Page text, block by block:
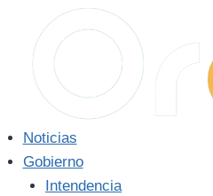
contenido
Noticias
Gobierno
Intendencia